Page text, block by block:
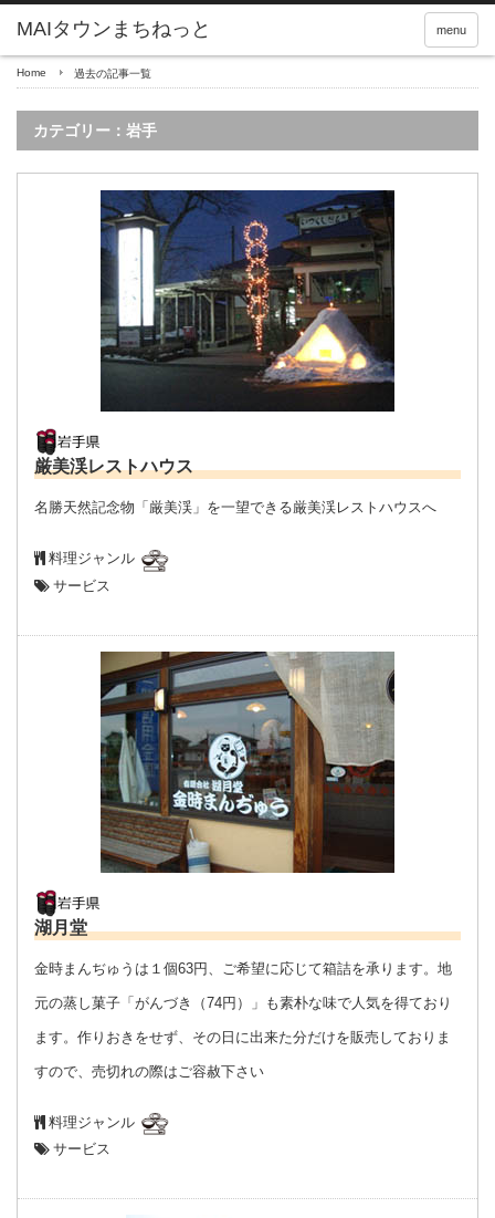
menu
Home 過去の記事一覧
カテゴリー：岩手
厳美渓レストハウス
名勝天然記念物「厳美渓」を一望できる厳美渓レストハウスへ
料理ジャンル
サービス
湖月堂
金時まんぢゅうは１個63円、ご希望に応じて箱詰を承ります。地
元の蒸し菓子「がんづき（74円）」も素朴な味で人気を得ており
ます。作りおきをせず、その日に出来た分だけを販売しておりま
すので、売切れの際はご容赦下さい
料理ジャンル
サービス